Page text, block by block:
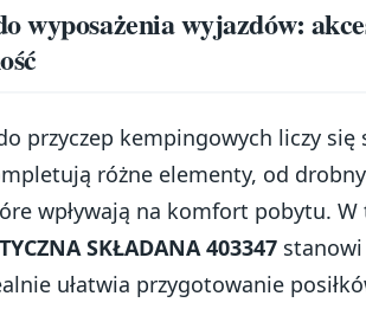
wyposażenia wyjazdów:
przyczep kempingowych liczy się
różne elementy, od
wpływają na komfort pobytu.
SKŁADANA 403347
ułatwia przygotowanie